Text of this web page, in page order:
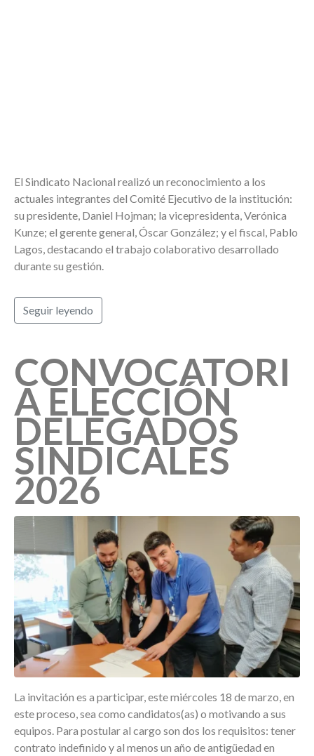
El Sindicato Nacional realizó un reconocimiento a los
actuales integrantes del Comité Ejecutivo de la institución:
su presidente, Daniel Hojman; la vicepresidenta, Verónica
Kunze; el gerente general, Óscar González; y el fiscal, Pablo
Lagos, destacando el trabajo colaborativo desarrollado
durante su gestión.
Seguir leyendo
CONVOCATORI
A ELECCIÓN
DELEGADOS
SINDICALES
2026
La invitación es a participar, este miércoles 18 de marzo, en
este proceso, sea como candidatos(as) o motivando a sus
equipos. Para postular al cargo son dos los requisitos: tener
contrato indefinido y al menos un año de antigüedad en